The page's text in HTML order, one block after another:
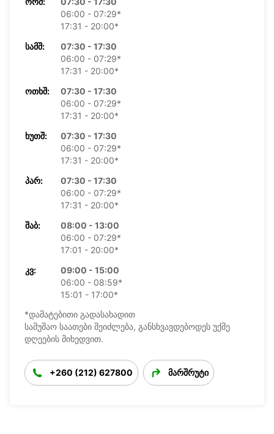
06:00 - 07:29*
17:31 - 20:00*
ᲡᲐᲛᲨ:
07:30 - 17:30
06:00 - 07:29*
17:31 - 20:00*
ᲝᲗᲮᲨ:
07:30 - 17:30
06:00 - 07:29*
17:31 - 20:00*
ᲮᲣᲗᲨ:
07:30 - 17:30
06:00 - 07:29*
17:31 - 20:00*
ᲞᲐᲠ:
07:30 - 17:30
06:00 - 07:29*
17:31 - 20:00*
ᲨᲐᲑ:
08:00 - 13:00
06:00 - 07:29*
17:01 - 20:00*
ᲙᲕ:
09:00 - 15:00
06:00 - 08:59*
15:01 - 17:00*
*დამატებითი გადასახადით
სამუშაო საათები შეიძლება, განსხვავდებოდეს უქმე
დღეების მიხედვით.
+260 (212) 627800 მარშრუტი